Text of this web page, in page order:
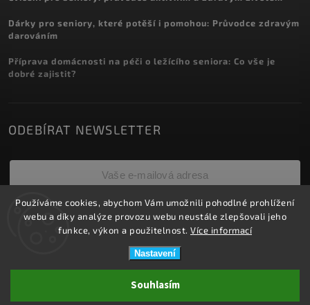
Používáme cookies, abychom Vám umožnili pohodlné prohlížení
webu a díky analýze provozu webu neustále zlepšovali jeho
funkce, výkon a použitelnost. Více informací
Nastavení
Souhlasím
Dárky pro seniory, které potěší i pomohou: Průvodce zdravým
darováním
Příprava domácnosti na péči o ležícího seniora: Co vše je
dobré zajistit?
ODEBÍRAT NEWSLETTER
Přihlásit se
ZDRAVOTNÍ POTŘEBY DRDLOVÁ